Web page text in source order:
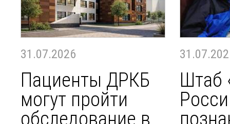
31.07.2026
Пациенты ДРКБ
могут пройти
обследование в
Штаб